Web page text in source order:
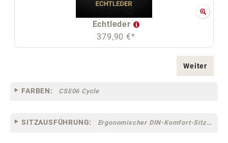
Echtleder
379,90 €*
Weiter
FARBEN: CSE06 Cycle
SITZAUSFÜHRUNG: Ergonomischer DIN-Komfort-Sitz [75]